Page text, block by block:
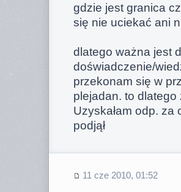
gdzie jest granica
się nie uciekać ani
dlatego ważna jest
doświadczenie/
przekonam się w
plejadan. to dlatego
Uzyskałam odp.
podjął
11 cze 2010, 01:52